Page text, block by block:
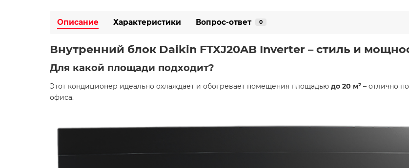
Описание Характеристики Вопрос-ответ 0
Внутренний блок Daikin FTXJ20AB Inverter – стиль и
Для какой площади подходит?
Этот кондиционер идеально охлаждает и обогревает помещения площадью до 20 м² – отлично
офиса.